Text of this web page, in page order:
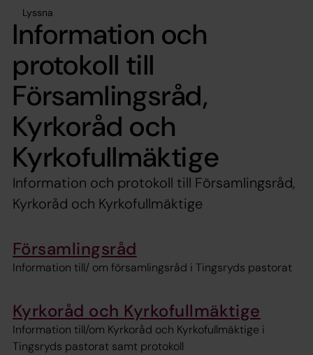
Lyssna
Information och
protokoll till
Församlingsråd,
Kyrkoråd och
Kyrkofullmäktige
Information och protokoll till Församlingsråd,
Kyrkoråd och Kyrkofullmäktige
Församlingsråd
Information till/ om församlingsråd i Tingsryds pastorat
Kyrkoråd och Kyrkofullmäktige
Information till/om Kyrkoråd och Kyrkofullmäktige i
Tingsryds pastorat samt protokoll